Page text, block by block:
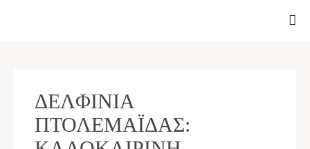
Delfinia Xmas A
IMG 6874
IMG 6167
ΔΕΛΦΊΝΙΑ
ΠΤΟΛΕΜΑΪ́ΔΑΣ: